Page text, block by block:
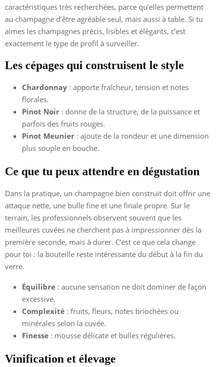
caractéristiques très recherchées, parce qu’elles permettent
au champagne d’être agréable seul, mais aussi à table. Si tu
aimes les champagnes précis, lisibles et élégants, c’est
exactement le type de profil à surveiller.
Les cépages qui construisent le style
Chardonnay : apporte fraîcheur, tension et notes
florales.
Pinot Noir : donne de la structure, de la puissance et
parfois des fruits rouges.
Pinot Meunier : ajoute de la rondeur et une dimension
plus souple en bouche.
Ce que tu peux attendre en dégustation
Dans la pratique, un champagne bien construit doit offrir une
attaque nette, une bulle fine et une finale propre. Sur le
terrain, les professionnels observent souvent que les
meilleures cuvées ne cherchent pas à impressionner dès la
première seconde, mais à durer. C’est ce que cela change
pour toi : la bouteille reste intéressante du début à la fin du
verre.
Équilibre : aucune sensation ne doit dominer de façon
excessive.
Complexité : fruits, fleurs, notes briochées ou
minérales selon la cuvée.
Finesse : mousse délicate et bulles régulières.
Vinification et élevage